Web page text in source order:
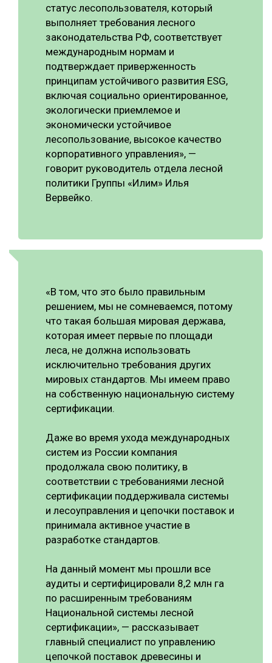
статус лесопользователя, который
выполняет требования лесного
законодательства РФ, соответствует
международным нормам и
подтверждает приверженность
принципам устойчивого развития ESG,
включая социально ориентированное,
экологически приемлемое и
экономически устойчивое
лесопользование, высокое качество
корпоративного управления», —
говорит руководитель отдела лесной
политики Группы «Илим» Илья
Вервейко.
«В том, что это было правильным
решением, мы не сомневаемся, потому
что такая большая мировая держава,
которая имеет первые по площади
леса, не должна использовать
исключительно требования других
мировых стандартов. Мы имеем право
на собственную национальную систему
сертификации.
Даже во время ухода международных
систем из России компания
продолжала свою политику, в
соответствии с требованиями лесной
сертификации поддерживала системы
и лесоуправления и цепочки поставок и
принимала активное участие в
разработке стандартов.
На данный момент мы прошли все
аудиты и сертифицировали 8,2 млн га
по расширенным требованиям
Национальной системы лесной
сертификации», — рассказывает
главный специалист по управлению
цепочкой поставок древесины и